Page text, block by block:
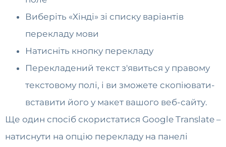
Виберіть «Хінді» зі списку варіантів
перекладу мови
Натисніть кнопку перекладу
Перекладений текст з'явиться у правому
текстовому полі, і ви зможете скопіювати-
вставити його у макет вашого веб-сайту.
Ще один спосіб скористатися Google Translate –
натиснути на опцію перекладу на панелі